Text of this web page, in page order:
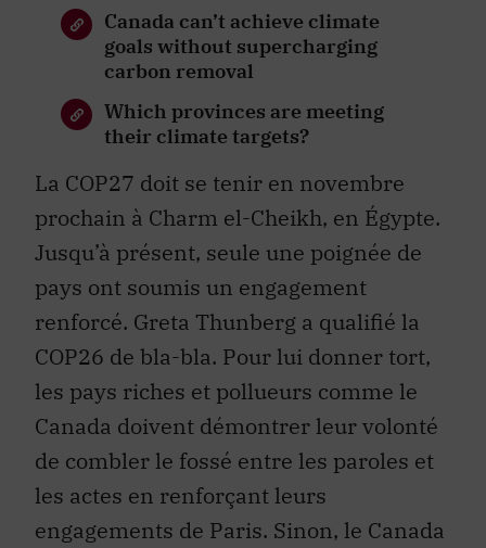
Canada can’t achieve climate
goals without supercharging
carbon removal
Which provinces are meeting
their climate targets?
La COP27 doit se tenir en novembre
prochain à Charm el-Cheikh, en Égypte.
Jusqu’à présent, seule une poignée de
pays ont soumis un engagement
renforcé. Greta Thunberg a qualifié la
COP26 de bla-bla. Pour lui donner tort,
les pays riches et pollueurs comme le
Canada doivent démontrer leur volonté
de combler le fossé entre les paroles et
les actes en renforçant leurs
engagements de Paris. Sinon, le Canada